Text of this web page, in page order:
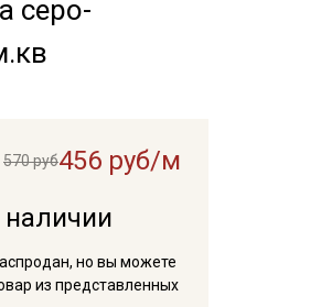
серо-
570 руб456 руб/м
наличии
но вы можете
из представленных